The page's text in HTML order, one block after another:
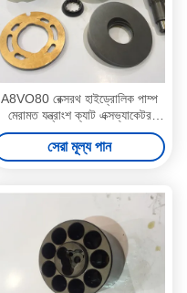
A8VO80 রেক্সরথ হাইড্রোলিক পাম্প
মেরামত যন্ত্রাংশ ক্যাট এক্সভ্যাকেটর
মেরামত আইএসও
সেরা মূল্য পান